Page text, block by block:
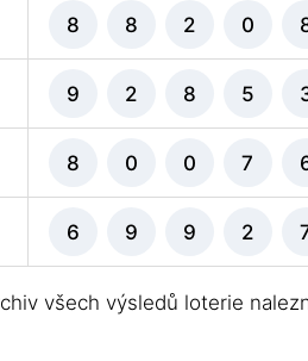
8 8 2 0
9 2 8 5
8 0 0 7
6 9 9 2
všech výsledů loterie